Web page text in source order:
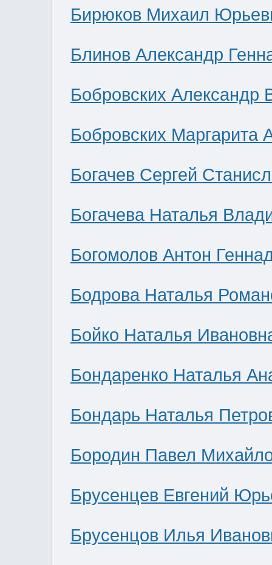
Бирюков Михаил
Блинов Александр
Бобровских Александр
Бобровских Маргарита
Богачев Сергей
Богачева Наталья
Богомолов Антон
Бодрова Наталья
Бойко Наталья
Бондаренко Наталья
Бондарь Наталья
Бородин Павел
Брусенцев Евгений
Брусенцов Илья